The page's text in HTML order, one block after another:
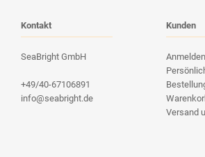
Kontakt
SeaBright GmbH
+49/40-67106891
info@seabright.de
Kunden
Versand